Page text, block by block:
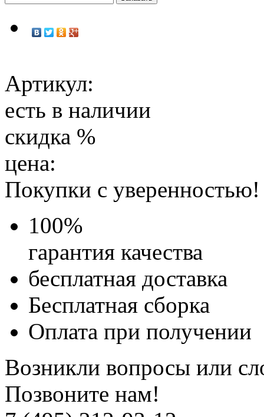
Артикул:
есть в наличии
скидка %
цена:
Покупки с уверенностью!
100%
гарантия качества
бесплатная доставка
Бесплатная сборка
Оплата при получении
Возникли вопросы или
Позвоните нам!